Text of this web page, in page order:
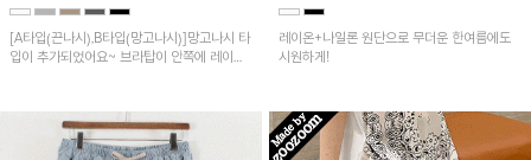
[A타입(끈나시),B타입(망고나시)]망고나시 타
입이 추가되었어요~ 브라탑이 안쪽에 레이어
레이온+나일론 원단으로 무더운 한여름에도
시원하게!